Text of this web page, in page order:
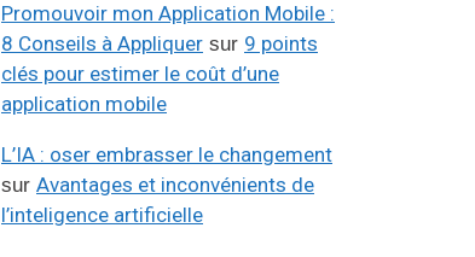
Promouvoir mon Application Mobile :
8 Conseils à Appliquer sur 9 points
clés pour estimer le coût d’une
application mobile
L’IA : oser embrasser le changement
sur Avantages et inconvénients de
l’inteligence artificielle